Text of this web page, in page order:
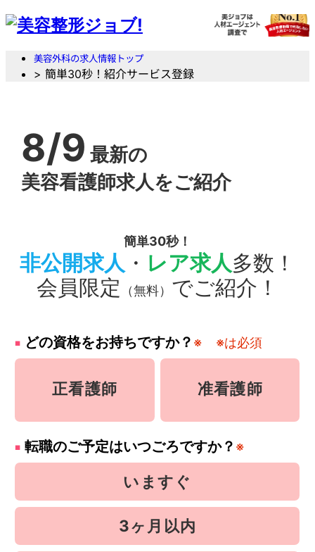
美容外科の求人情報トップ
> 簡単30秒！紹介サービス登録
8/9 最新の
美容看護師求人をご紹介
簡単30秒！
非公開求人 ・ レア求人多数！
会員限定
（無料） でご紹介！
どの資格をお持ちですか？ ※ ※は必須
正看護師 准看護師
転職のご予定はいつごろですか？ ※
いますぐ
3ヶ月以内